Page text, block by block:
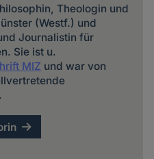
Theologin und
(Westf.) und
Journalistin für
Sie ist u.
MIZ und war von